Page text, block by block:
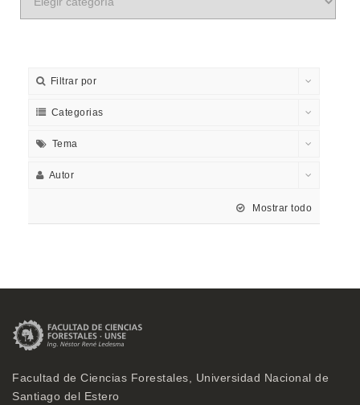
Filtrar por
Categorias
Tema
Autor
Mostrar todo
Facultad de Ciencias Forestales, Universidad Nacional de
Santiago del Estero